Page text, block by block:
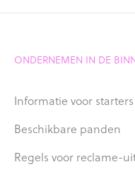
ONDERNEMEN IN DE
Informatie voor starters
Beschikbare panden
Regels voor reclame-